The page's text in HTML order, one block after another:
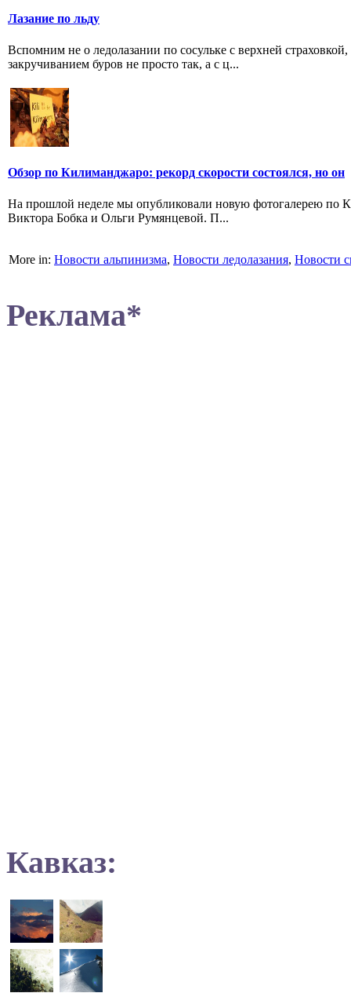
Лазание по льду
Вспомним не о ледолазании по сосульке с верхней
закручиванием буров не просто так, а с ц...
Обзор по Килиманджаро: рекорд скорости состоялся, но он
На прошлой неделе мы опубликовали новую фотогалерею по
Виктора Бобка и Ольги Румянцевой. П...
More in: Новости альпинизма, Новости ледолазания, Новости
Реклама*
Кавказ: